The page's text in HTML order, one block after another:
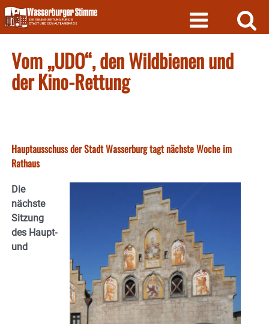
Skip
to
content
Vom „UDO“, den Wildbienen und
der Kino-Rettung
Hauptausschuss der Stadt Wasserburg tagt nächste Woche im
Rathaus
Die
nächste
Sitzung
des Haupt-
und